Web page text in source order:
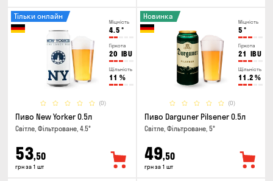
Міцність
4.5 °
Гіркота
20 IBU
Щільність
11 %
(0)
Тільки онлайн
Пиво New Yorker 0.5л
Світле, Фільтроване, 4.5°
53,50
грн за 1 шт
Міцність
5 °
Гіркота
21 IBU
Щільність
11.2 %
(0)
Новинка
Пиво Darguner Pilsener 0.5л
Світле, Фільтроване, 5°
49,50
грн за 1 шт